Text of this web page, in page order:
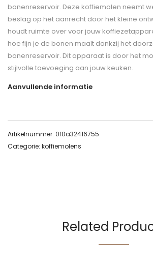
bonenreservoir. Deze koffiemolen neemt
beslag op het aanrecht door het kleine
houdt ruimte over voor jouw
hoe fijn je de bonen maalt dankzij het
bonenreservoir. Dit apparaat is door het
stijlvolle toevoeging aan jouw keuken.
Aanvullende informatie
Artikelnummer: 0f0a32416755
Categorie: koffiemolens
Related